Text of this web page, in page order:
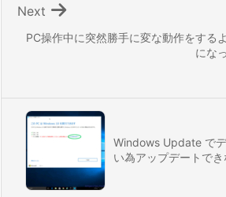
PC操作中に突然勝手に変な動作をする
にな
Next
Windows Update で
い為アップデートで